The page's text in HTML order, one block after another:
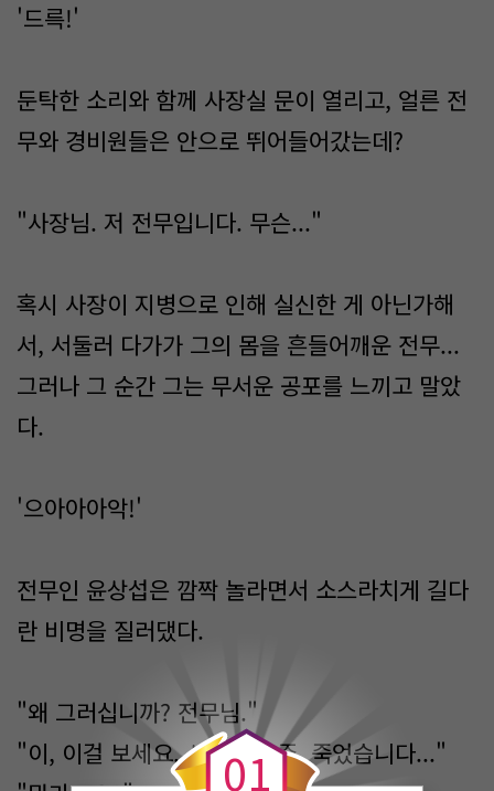
'드륵!'
둔탁한 소리와 함께 사장실 문이 열리고, 얼른 전
무와 경비원들은 안으로 뛰어들어갔는데?
"사장님. 저 전무입니다. 무슨..."
혹시 사장이 지병으로 인해 실신한 게 아닌가해
서, 서둘러 다가가 그의 몸을 흔들어깨운 전무...
그러나 그 순간 그는 무서운 공포를 느끼고 말았
다.
'으아아아악!'
전무인 윤상섭은 깜짝 놀라면서 소스라치게 길다
란 비명을 질러댔다.
"왜 그러십니까? 전무님."
"이, 이걸 보세요. 사장님이 주, 죽었습니다..."
0
0
1